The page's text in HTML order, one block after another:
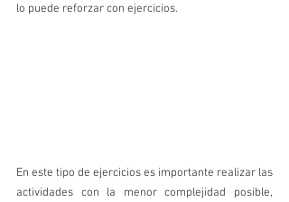
lo puede reforzar con ejercicios.
En este tipo de ejercicios es importante realizar las
actividades con la menor complejidad posible,